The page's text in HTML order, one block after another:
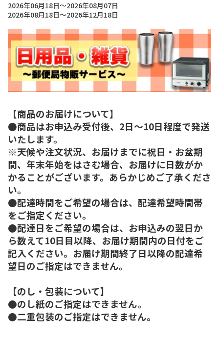
2026年06月18日～2026年08月07日
2026年08月18日～2026年12月18日
【商品のお届けについて】
●商品はお申込み受付後、2日～10日程度で発送
いたします。
※天候や注文状況、お届けまでに祝日・お盆期
間、年末年始をはさむ場合、お届けに日数がか
かることがございます。あらかじめご了承くださ
い。
●配達時間をご希望の場合は、配達希望時間帯
をご指定ください。
●配達日をご希望の場合は、お申込みの翌日か
ら数えて10日目以降、お届け期間内の日付をご
記入ください。お届け期間終了日以降の配達希
望日のご指定はできません。
【のし・包装について】
●のし紙のご指定はできません。
●二重包装のご指定はできません。